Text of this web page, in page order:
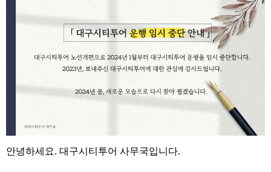
안녕하세요. 대구시티투어 사무국입니다.